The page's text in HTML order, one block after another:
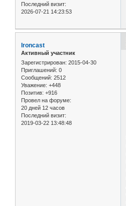
Последний визит:
2026-07-21 14:23:53
Ironcast
Активный участник
Зарегистрирован: 2015-04-30
Приглашений: 0
Сообщений: 2512
Уважение: +448
Позитив: +916
Провел на форуме:
20 дней 12 часов
Последний визит:
2019-03-22 13:48:48